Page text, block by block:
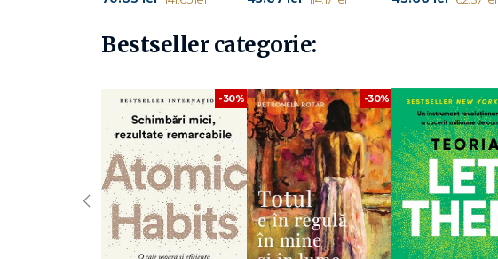
Bestseller categorie:
-30% -30%
‹